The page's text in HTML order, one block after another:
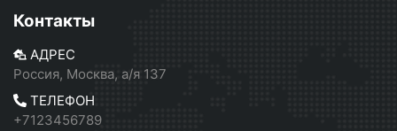
Контакты
АДРЕС
Россия, Москва, а/я 137
ТЕЛЕФОН
+7123456789